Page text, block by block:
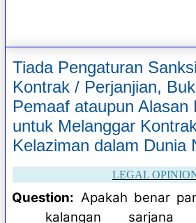
Tiada Pengaturan
Kontrak / Perjanjian,
Pemaaf ataupun Alasan
untuk Melanggar
Kelaziman dalam Dunia
LEGAL
Question: Apakah benar
kalangan sarjana